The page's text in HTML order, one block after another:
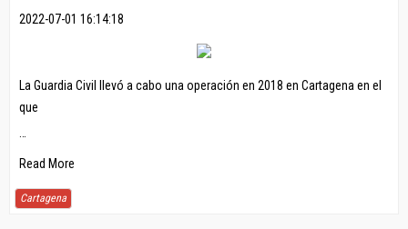
2022-07-01 16:14:18
La Guardia Civil llevó a cabo una operación en 2018 en Cartagena en el
que
Read More
Cartagena